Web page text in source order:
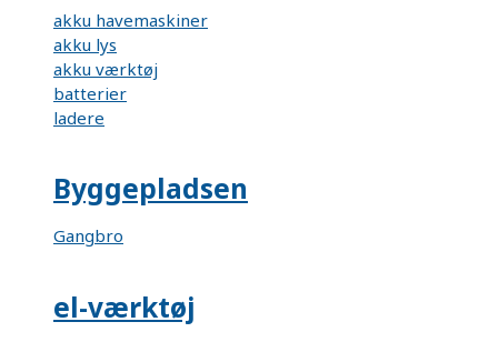
akku havemaskiner
akku lys
akku værktøj
batterier
ladere
Byggepladsen
Gangbro
el-værktøj